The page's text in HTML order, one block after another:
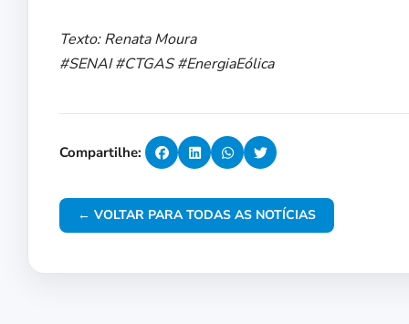
Texto: Renata Moura
#SENAI #CTGAS #EnergiaEólica
Compartilhe:
← VOLTAR PARA TODAS AS NOTÍCIAS